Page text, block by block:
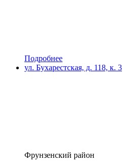
Подробнее
ул. Бухарестская, д. 118, к. 3
Фрунзенский район